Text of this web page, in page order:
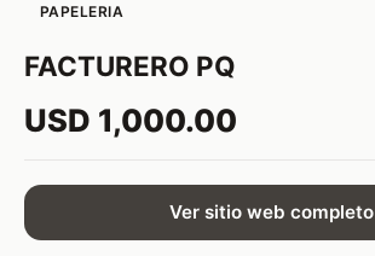
PAPELERIA
FACTURERO PQ
USD 1,000.00
Ver sitio web completo